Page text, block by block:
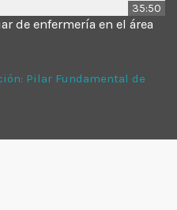
35:50
de enfermería en el área
Pilar Fundamental de